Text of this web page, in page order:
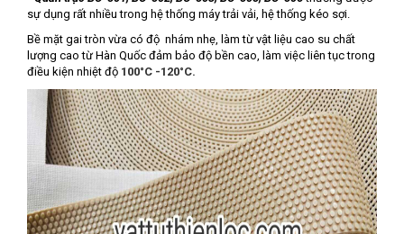
sự dụng rất nhiều trong hệ thống máy trải vải, hệ thống kéo sợi.
Bề mặt gai tròn vừa có độ nhám nhẹ, làm từ vật liệu cao su chất
lượng cao từ Hàn Quốc đảm bảo độ bền cao, làm việc liên tục trong
điều kiện nhiệt độ 100°C -120°C.